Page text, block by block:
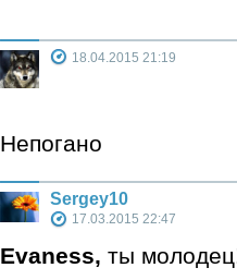
18.04.2015 21:19
Непогано
Sergey10
17.03.2015 22:47
Evaness, ты